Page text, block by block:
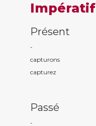
Impératif
Présent
-
capturons
capturez
Passé
-